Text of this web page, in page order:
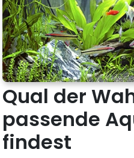
Qual der
passende
findest